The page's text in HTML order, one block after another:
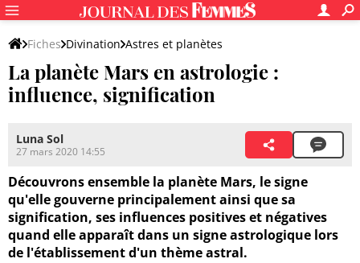
Fiches Divination Astres et planètes
La planète Mars en astrologie :
influence, signification
Luna Sol
27 mars 2020 14:55
Découvrons ensemble la planète Mars, le signe
qu'elle gouverne principalement ainsi que sa
signification, ses influences positives et négatives
quand elle apparaît dans un signe astrologique lors
de l'établissement d'un thème astral.